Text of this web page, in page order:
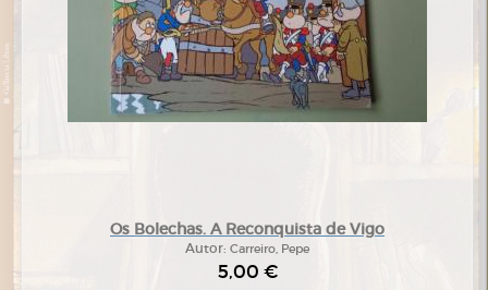
Os Bolechas. A Reconquista de Vigo
Autor: Carreiro, Pepe
5,00 €